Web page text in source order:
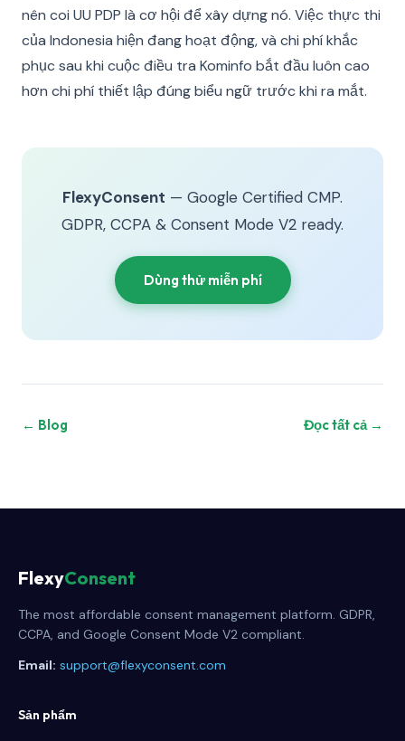
nên coi UU PDP là cơ hội để xây dựng nó. Việc thực thi
của Indonesia hiện đang hoạt động, và chi phí khắc
phục sau khi cuộc điều tra Kominfo bắt đầu luôn cao
hơn chi phí thiết lập đúng biểu ngữ trước khi ra mắt.
FlexyConsent — Google Certified CMP.
GDPR, CCPA & Consent Mode V2 ready.
Dùng thử miễn phí
← Blog Đọc tất cả →
FlexyConsent
The most affordable consent management platform. GDPR,
CCPA, and Google Consent Mode V2 compliant.
Email: support@flexyconsent.com
Sản phẩm